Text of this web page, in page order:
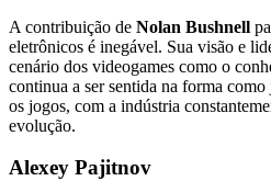
A contribuição de Nolan Bushnell
eletrônicos é inegável. Sua visão e
cenário dos videogames como o
continua a ser sentida na forma
os jogos, com a indústria
evolução.
Alexey Pajitnov